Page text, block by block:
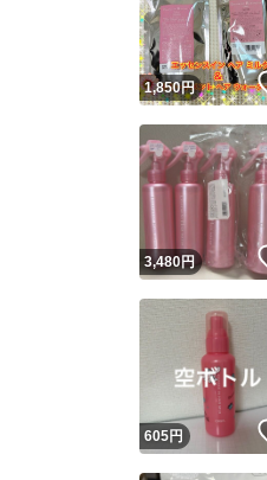
1,850円
3,480円
605円